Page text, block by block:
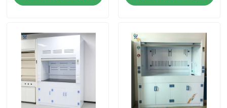
お問い合わせ
見積依頼
研究室の作業台
実験室の発煙のフード